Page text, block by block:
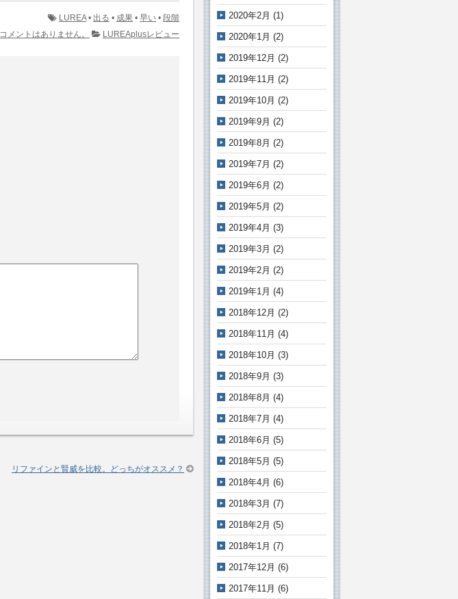
LUREA• 出る • 成果 • 早い • 段階
コメントはありません。 LUREAplusレビュー
リファインと賢威を比較。どっちがオススメ？
2020年2月 (1)
2020年1月 (2)
2019年12月 (2)
2019年11月 (2)
2019年10月 (2)
2019年9月 (2)
2019年8月 (2)
2019年7月 (2)
2019年6月 (2)
2019年5月 (2)
2019年4月 (3)
2019年3月 (2)
2019年2月 (2)
2019年1月 (4)
2018年12月 (2)
2018年11月 (4)
2018年10月 (3)
2018年9月 (3)
2018年8月 (4)
2018年7月 (4)
2018年6月 (5)
2018年5月 (5)
2018年4月 (6)
2018年3月 (7)
2018年2月 (5)
2018年1月 (7)
2017年12月 (6)
2017年11月 (6)